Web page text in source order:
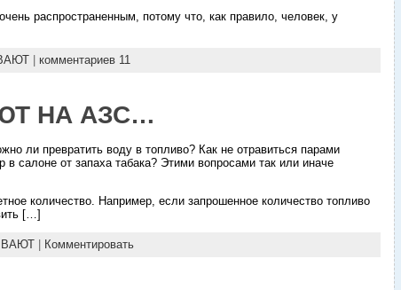
распространенным, потому что, как правило, человек, у
| комментариев 11
НА АЗС…
ли превратить воду в топливо? Как не отравиться парами
салоне от запаха табака? Этими вопросами так или иначе
количество. Например, если запрошенное количество топливо
[…]
| Комментировать